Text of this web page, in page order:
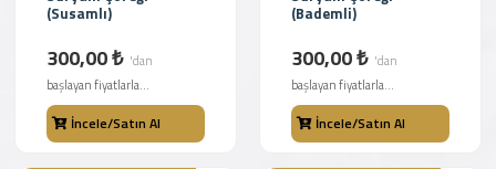
(Susamlı)
300,00 ₺ 'dan
başlayan fiyatlarla...
İncele/Satın Al
(Bademli)
300,00 ₺ 'dan
başlayan fiyatlarla...
İncele/Satın Al